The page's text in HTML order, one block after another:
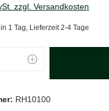
zzgl. Versandkosten
1 Tag, Lieferzeit 2-4 Tage
Gib den
RH10100